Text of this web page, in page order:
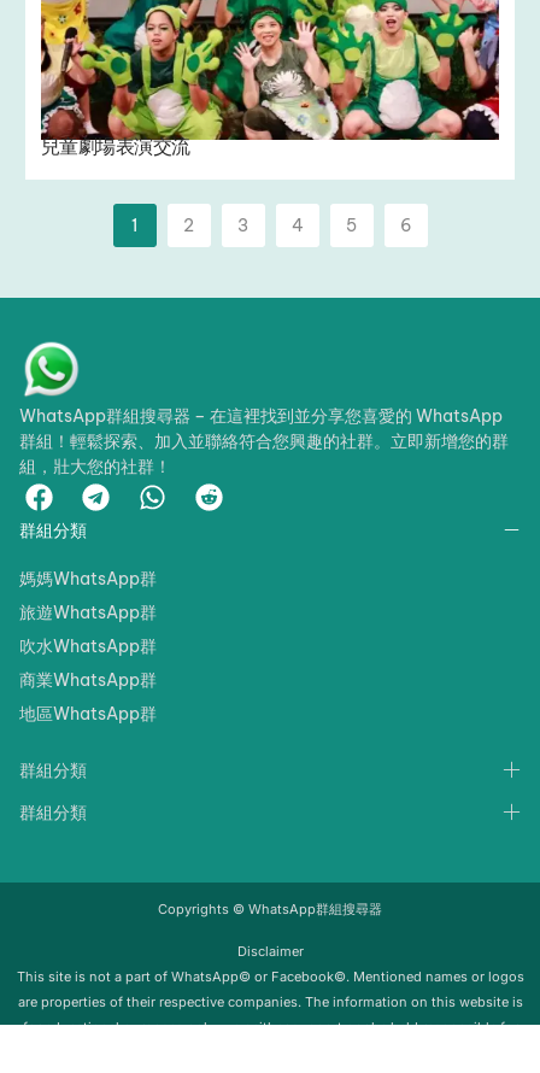
兒童劇場表演交流 ️
1 2 3 4 5 6
WhatsApp群組搜尋器 – 在這裡找到並分享您喜愛的 WhatsApp
群組！輕鬆探索、加入並聯絡符合您興趣的社群。立即新增您的群
組，壯大您的社群！
群組分類
媽媽WhatsApp群
旅遊WhatsApp群
吹水WhatsApp群
商業WhatsApp群
地區WhatsApp群
群組分類
群組分類
Copyrights © WhatsApp群組搜尋器
Disclaimer
‍‍This site is not a part of WhatsApp© or Facebook©. Mentioned names or logos
are properties of their respective companies. The information on this website is
for educational purposes only; we neither support nor be held responsible for